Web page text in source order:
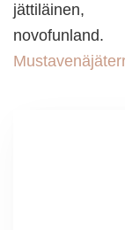
jättiläinen,